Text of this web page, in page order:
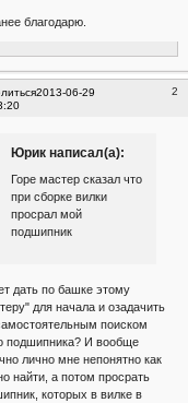
благодарю.
2
2013-06-29
Юрик написал(а):
Горе мастер сказал что
при сборке вилки
просрал мой
подшипник
дать по башке этому
для начала и озадачить
поиском
подшипника? И вообще
лично мне непонятно как
найти, а потом просрать
которых в вилке в